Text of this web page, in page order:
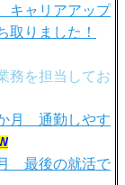
キャリアアップ
取りました！
務を担当してお
月 通勤しやす
最後の就活で